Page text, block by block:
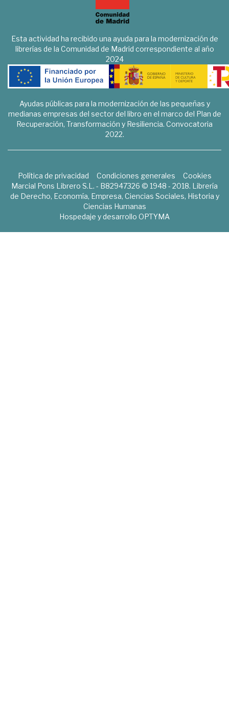
Esta actividad ha recibido una ayuda para la modernización de
librerías de la Comunidad de Madrid correspondiente al año
2024
Ayudas públicas para la modernización de las pequeñas y
medianas empresas del sector del libro en el marco del Plan de
Recuperación, Transformación y Resiliencia. Convocatoria
2022.
Política de privacidad Condiciones generales
Cookies
Marcial Pons Librero S.L. - B82947326 © 1948 - 2018. Librería
de Derecho, Economía, Empresa, Ciencias Sociales, Historia y
Ciencias Humanas
Hospedaje y desarrollo OPTYMA